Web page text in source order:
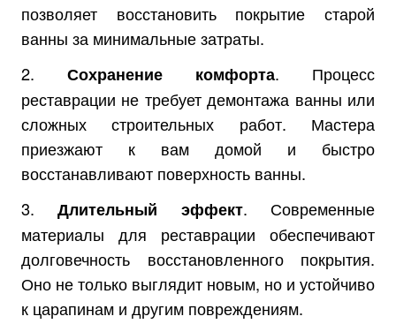
позволяет восстановить покрытие старой
ванны за минимальные затраты.
2. Сохранение комфорта. Процесс
реставрации не требует демонтажа ванны или
сложных строительных работ. Мастера
приезжают к вам домой и быстро
восстанавливают поверхность ванны.
3.Длительный эффект. Современные
материалы для реставрации обеспечивают
долговечность восстановленного покрытия.
Оно не только выглядит новым, но и устойчиво
к царапинам и другим повреждениям.